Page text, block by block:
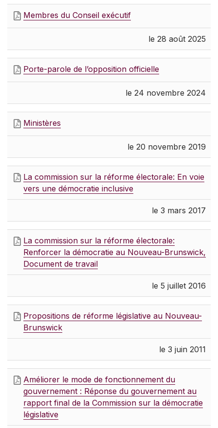
Membres du Conseil exécutif
le 28 août 2025
Porte-parole de l’opposition officielle
le 24 novembre 2024
Ministères
le 20 novembre 2019
La commission sur la réforme électorale: En voie
vers une démocratie inclusive
le 3 mars 2017
La commission sur la réforme électorale:
Renforcer la démocratie au Nouveau-Brunswick,
Document de travail
le 5 juillet 2016
Propositions de réforme législative au Nouveau-
Brunswick
le 3 juin 2011
Améliorer le mode de fonctionnement du
gouvernement : Réponse du gouvernement au
rapport final de la Commission sur la démocratie
législative